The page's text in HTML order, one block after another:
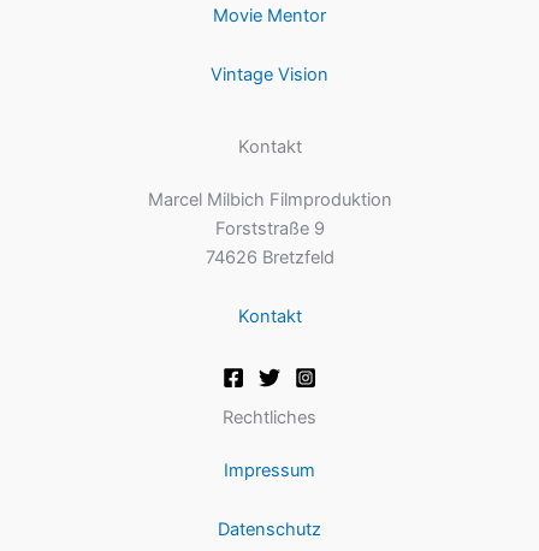
Movie Mentor
Vintage Vision
Kontakt
Marcel Milbich Filmproduktion
Forststraße 9
74626 Bretzfeld
Kontakt
Rechtliches
Impressum
Datenschutz